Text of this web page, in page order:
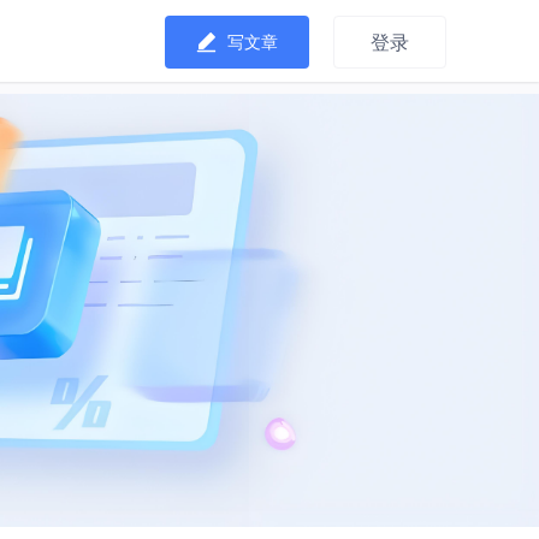
写文章 登录